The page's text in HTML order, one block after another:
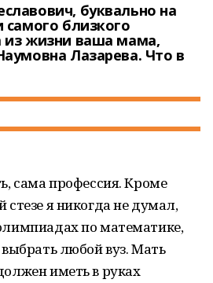
буквально на
самого близкого
жизни ваша мама,
Лазарева. Что в
сама профессия. Кроме
я никогда не думал,
по математике,
любой вуз. Мать
иметь в руках